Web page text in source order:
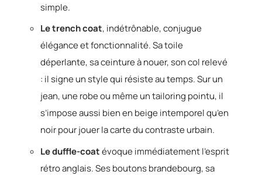
simple.
Le trench coat, indétrônable, conjugue
élégance et fonctionnalité. Sa toile
déperlante, sa ceinture à nouer, son col relevé
: il signe un style qui résiste au temps. Sur un
jean, une robe ou même un tailoring pointu, il
s’impose aussi bien en beige intemporel qu’en
noir pour jouer la carte du contraste urbain.
Le duffle-coatévoque immédiatement l’esprit
rétro anglais. Ses boutons brandebourg, sa